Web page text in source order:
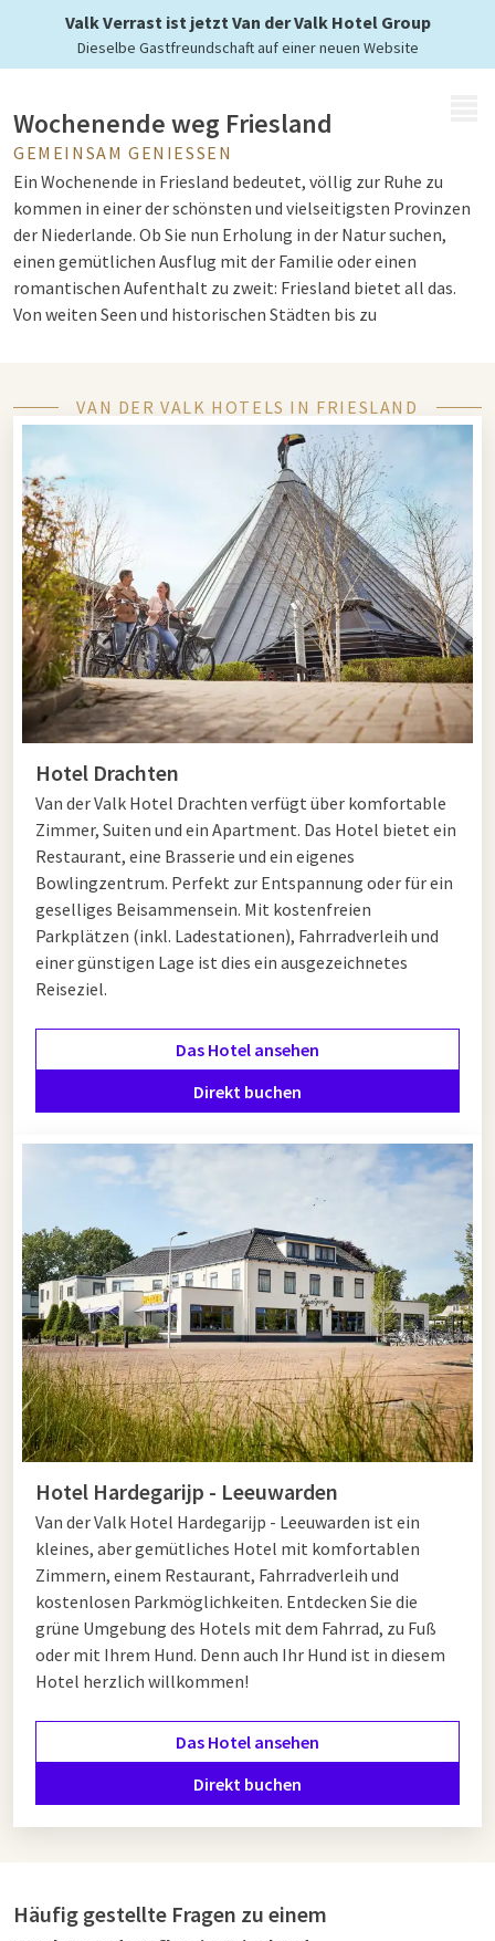
Valk Verrast ist jetzt Van der Valk Hotel Group
Dieselbe Gastfreundschaft auf einer neuen Website
der Niederlande
Wochenende weg Friesland
GEMEINSAM GENIESSEN
Ein Wochenende in Friesland bedeutet, völlig zur Ruhe zu
kommen in einer der schönsten und vielseitigsten Provinzen
der Niederlande. Ob Sie nun Erholung in der Natur suchen,
einen gemütlichen Ausflug mit der Familie oder einen
romantischen Aufenthalt zu zweit: Friesland bietet all das.
Von weiten Seen und historischen Städten bis zu
Lage, sodass Sie das Beste aus Ihrem Wochenende
herausholen können. Kombinieren Sie einen frischen
Spaziergang an den friesischen Seen mit einem kulinarischen
Abendessen und beenden Sie den Tag in einem luxuriösen
Hotelzimmer. So wird Ihr Wochenende in Friesland nicht nur
erholsam, sondern auch unvergesslich. Alle ansehenFriesland
Arrangementsbij Van der Valk.
Langes Wochenende in Friesland
Haben Sie die Möglichkeit, ein paar Tage länger wegzufahren?
Dann ist ein langes Wochenende in Friesland eine
ausreichend Zeit, die Provinz wirklich zu entdecken. Beginnen
Sie Ihren Aufenthalt mit einer entspannten Fahrradtour durch
das friesische Seenland oder besuchen Sie eine der Elfstädte,
wie Sneek, Hindeloopen oder Sloten. Die historischen
Innenstädte sind reich an Kultur, Geschäften und gemütlichen
Terrassen. Auch für Familien gibt es viel zu erleben: von einem
Tagesausflug in denAquaZoo in Leeuwardenbis zu einem
abenteuerlichen Besuch des Kazemattenmuseums bei
Kornwerderzand. Ein längerer Aufenthalt bietet Ihnen zudem
die Möglichkeit, die Einrichtungen des Hotels optimal zu
genießen, wie Wellness, ein umfangreiches Frühstücksbuffet
mehrtägige Hotelarrangements
Last-Minute-Wochenende weg Friesland
Spontan ein paar Tage frei? Lassen Sie sich von einem Last-
Minute-Wochenende in Friesland überraschen. Van der Valk
bietet regelmäßig attraktiveLast-Minute-Angebote in
Friesland, inklusive Übernachtung, Frühstück und manchmal
sogar Abendessenarrangements. Dank der ruhigen Lage
unserer Hotels sind Sie im Handumdrehen in der Natur oder
auf dem Wasser, aber auch in Reichweite pulsierender Städte
wie Leeuwarden, Dokkum oder Heerenveen. Ein Last-Minute-
Aufenthalt muss nicht hastig oder unvorbereitet sein: Unsere
Rezeptionisten geben Ihnen gerne Tipps für schöne Ausflüge
in der Umgebung. Packen Sie Ihre Koffer und lassen Sie den
Alltag für eine Weile hinter sich. Ein spontanes Wochenende
in Friesland kann genau das sein, was Sie brauchen, um wieder
Energie zu tanken.
Van der Valk in Friesland
Friesland entscheiden Sie sich natürlich für Van der Valk. In
dieser Provinz finden Sie mehrere Hotels, die perfekt für
einen Wochenendausflug geeignet sind, sowohl für Paare als
auch für Familien. Jedes Hotel bietet geräumige Zimmer,
moderne Annehmlichkeiten und ein Restaurant mit
Van der Valk Hotel Drachten – Zentral gelegen zwischen
VAN DER VALK HOTELS IN FRIESLAND
Hotel Drachten
Van der Valk Hotel Drachten verfügt über komfortable
Zimmer, Suiten und ein Apartment. Das Hotel bietet ein
Restaurant, eine Brasserie und ein eigenes
Bowlingzentrum. Perfekt zur Entspannung oder für ein
geselliges Beisammensein. Mit kostenfreien
Parkplätzen (inkl. Ladestationen), Fahrradverleih und
einer günstigen Lage ist dies ein ausgezeichnetes
Reiseziel.
Das Hotel ansehen
Direkt buchen
Hotel Hardegarijp - Leeuwarden
Van der Valk Hotel Hardegarijp - Leeuwarden ist ein
kleines, aber gemütliches Hotel mit komfortablen
Zimmern, einem Restaurant, Fahrradverleih und
kostenlosen Parkmöglichkeiten. Entdecken Sie die
grüne Umgebung des Hotels mit dem Fahrrad, zu Fuß
oder mit Ihrem Hund. Denn auch Ihr Hund ist in diesem
Hotel herzlich willkommen!
Das Hotel ansehen
Direkt buchen
Häufig gestellte Fragen zu einem